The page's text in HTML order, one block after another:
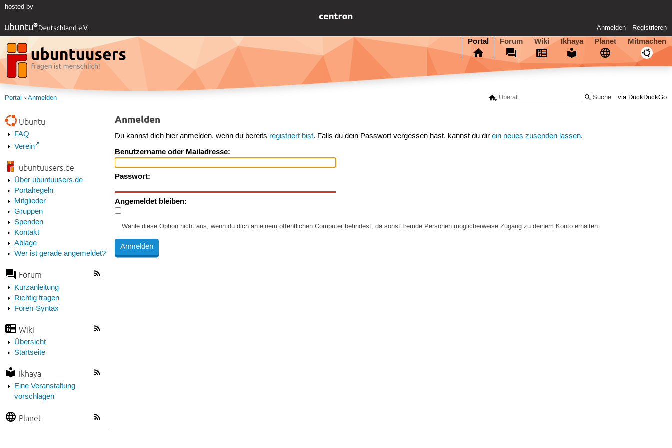
hosted by
Anmelden Registrieren
Portal Forum Wiki Ikhaya Planet Mitmachen
via DuckDuckGo
Portal Anmelden
Ubuntu
FAQ
Verein
ubuntuusers.de
Über ubuntuusers.de
Portalregeln
Mitglieder
Gruppen
Spenden
Kontakt
Ablage
Wer ist gerade angemeldet?
Forum
Kurzanleitung
Richtig fragen
Foren-Syntax
Wiki
Übersicht
Startseite
Ikhaya
Eine Veranstaltung
vorschlagen
Planet
Anmelden
Du kannst dich hier anmelden, wenn du bereits registriert bist. Falls du dein Passwort vergessen hast, kannst du direin neues zusenden lassen.
Benutzername oder Mailadresse:
Passwort:
Angemeldet bleiben:
Wähle diese Option nicht aus, wenn du dich an einem öffentlichen Computer befindest, da sonst fremde Personen möglicherweise Zugang zu deinem Konto erhalten.